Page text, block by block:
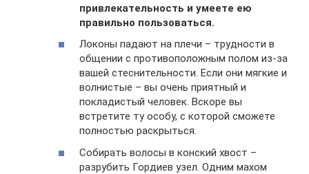
привлекательность и умеете ею
правильно пользоваться.
Локоны падают на плечи – трудности в
общении с противоположным полом из-за
вашей стеснительности. Если они мягкие и
волнистые – вы очень приятный и
покладистый человек. Вскоре вы
встретите ту особу, с которой сможете
полностью раскрыться.
Собирать волосы в конский хвост –
разрубить Гордиев узел. Одним махом